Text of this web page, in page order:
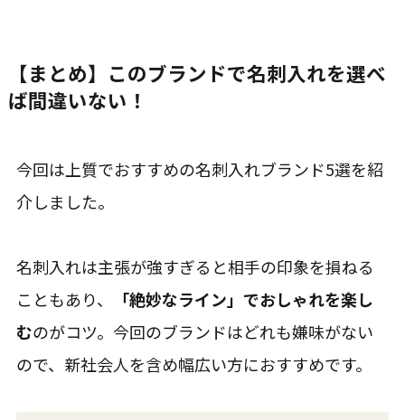
【まとめ】このブランドで名刺入れを選べ
ば間違いない！
今回は上質でおすすめの名刺入れブランド5選を紹
介しました。
名刺入れは主張が強すぎると相手の印象を損ねる
こともあり、
「絶妙なライン」でおしゃれを楽し
むのがコツ。今回のブランドはどれも嫌味がない
ので、新社会人を含め幅広い方におすすめです。